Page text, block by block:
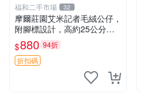
福和二手市場 32
摩爾莊園艾米記者毛絨公仔，
附腳標設計，高約25公分，
全新未拆封，限量珍藏。艾米
記者 毛絨公仔 超萌玩偶
$880 94折
折扣碼